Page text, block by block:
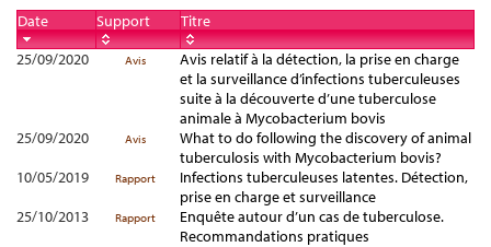
Date Support
Titre
25/09/2020
Avis
Avis relatif à la détection, la prise en charge
et la surveillance d’infections tuberculeuses
suite à la découverte d’une tuberculose
animale à Mycobacterium bovis
25/09/2020
Avis
What to do following the discovery of animal
tuberculosis with Mycobacterium bovis?
10/05/2019
Rapport
Infections tuberculeuses latentes. Détection,
prise en charge et surveillance
25/10/2013
Rapport
Enquête autour d’un cas de tuberculose.
Recommandations pratiques